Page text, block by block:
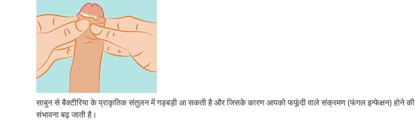
साबुन से बैक्टीरिया के प्राकृतिक संतुलन में गड़बड़ी आ सकती है और जिसके कारण आपको फफूंदी वाले संक्रमण (फंगल इन्फेक्षन) होने की
संभावना बढ़ जाती है।